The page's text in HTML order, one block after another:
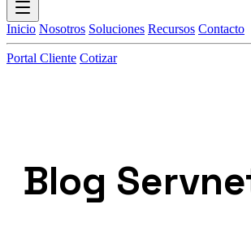
Inicio Nosotros Soluciones Recursos Contacto
Portal Cliente Cotizar
Blog